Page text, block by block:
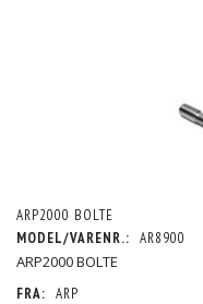
ARP2000 BOLTE
MODEL/VARENR.: AR8900
ARP2000 BOLTE
FRA: ARP